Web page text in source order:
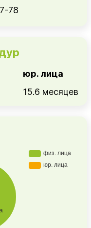
78
юр. лица
15.6 месяцев